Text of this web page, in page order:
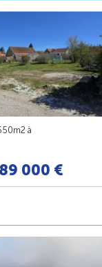
2 à
89 000 €